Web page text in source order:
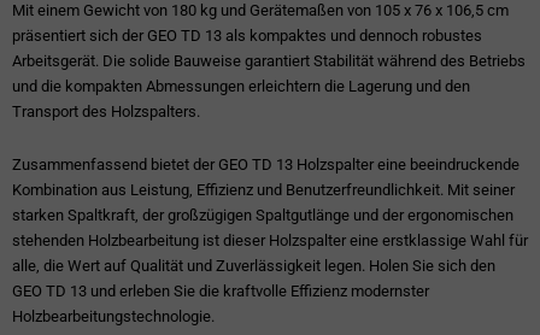
Mit einem Gewicht von 180 kg und Gerätemaßen von 105 x 76 x 106,5 cm
präsentiert sich der GEO TD 13 als kompaktes und dennoch robustes
Arbeitsgerät. Die solide Bauweise garantiert Stabilität während des Betriebs
und die kompakten Abmessungen erleichtern die Lagerung und den
Transport des Holzspalters.
Zusammenfassend bietet der GEO TD 13 Holzspalter eine beeindruckende
Kombination aus Leistung, Effizienz und Benutzerfreundlichkeit. Mit seiner
starken Spaltkraft, der großzügigen Spaltgutlänge und der ergonomischen
stehenden Holzbearbeitung ist dieser Holzspalter eine erstklassige Wahl für
alle, die Wert auf Qualität und Zuverlässigkeit legen. Holen Sie sich den
GEO TD 13 und erleben Sie die kraftvolle Effizienz modernster
Holzbearbeitungstechnologie.